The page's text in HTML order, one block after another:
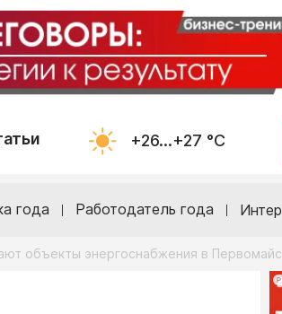
+26...+27 °С
года Работодатель года
объекты энергоснабжения в